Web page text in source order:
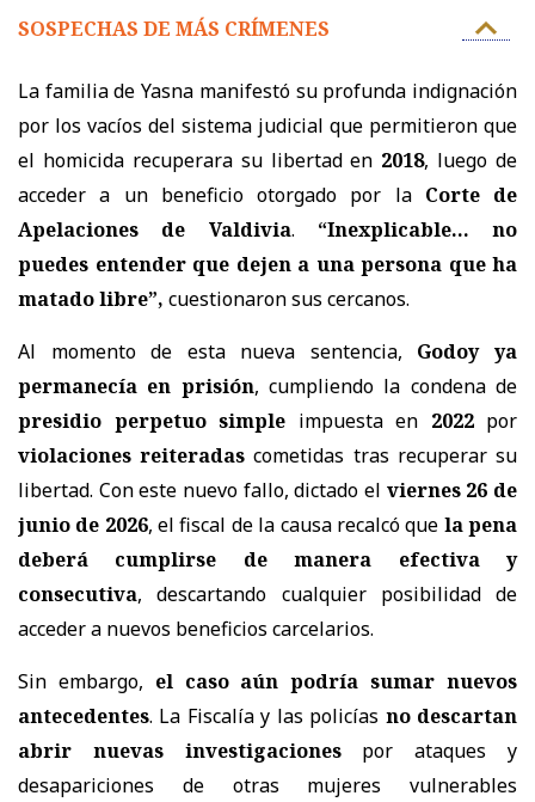
SOSPECHAS DE MÁS CRÍMENES
La familia de Yasna manifestó su profunda indignación
por los vacíos del sistema judicial que permitieron que
el homicida recuperara su libertad en 2018, luego de
acceder a un beneficio otorgado por la Corte de
Apelaciones de Valdivia. “Inexplicable... no
puedes entender que dejen a una persona que ha
matado libre”, cuestionaron sus cercanos.
Al momento de esta nueva sentencia, Godoy ya
permanecía en prisión, cumpliendo la condena de
presidio perpetuo simple impuesta en 2022por
violaciones reiteradas cometidas tras recuperar su
libertad. Con este nuevo fallo, dictado el viernes 26 de
junio de 2026, el fiscal de la causa recalcó que la pena
deberá cumplirse de manera efectiva y
consecutiva, descartando cualquier posibilidad de
acceder a nuevos beneficios carcelarios.
Sin embargo, el caso aún podría sumar nuevos
antecedentes. La Fiscalía y las policías no descartan
abrir nuevas investigacionespor ataques y
desapariciones de otras mujeres vulnerables